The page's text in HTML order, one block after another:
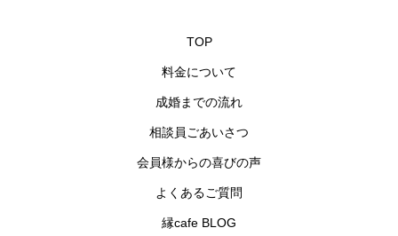
TOP
料金について
成婚までの流れ
相談員ごあいさつ
会員様からの喜びの声
よくあるご質問
縁cafe BLOG